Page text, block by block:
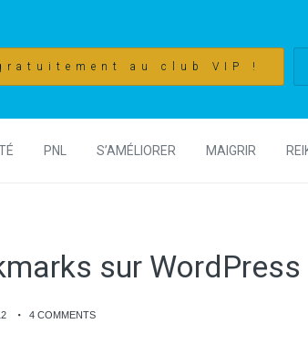
au club VIP !
PNL S’AMÉLIORER MAIGRIR
sur WordPress
4 COMMENTS